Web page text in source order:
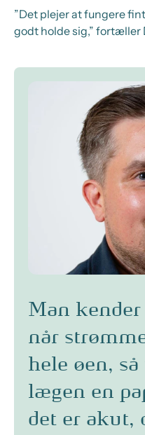
”Det plejer at fungere
godt holde sig,” fortæller
Man
når
hele øen,
lægen en
det er akut,